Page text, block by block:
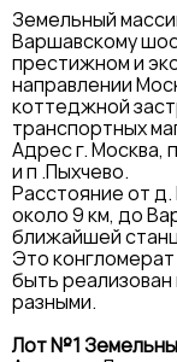
Земельный
Варшавскому
престижном и
направлении
коттеджной
транспортных
Адрес г. Москва,
и п .Пыхчево.
Расстояние от
около 9 км, до
ближайшей
Это
быть
разными.
Лот №1